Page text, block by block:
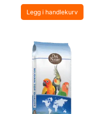
Legg i handlekurv